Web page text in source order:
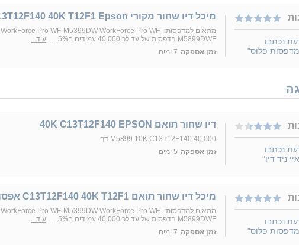
נכתבו
פלוס"
מיכל דיו שחור מקורי C13T12F140 40K T12F1 Epson
מתאים למדפסות: WorkForce Pro WF-M5399DW WorkForce Pro WF-
M5899DWF הדפסות של עד לכ 40,000 עמודים ב5% ...
עוד...
זמן אספקה 7 ימים
נכתבו
ניד דיו"
דיו שחור תואם 40K C13T12F140 EPSON
M5899 10K C13T12F140 40,000 דף
זמן אספקה 5 ימים
נכתבו
פלוס"
מיכל דיו שחור תואם C13T12F140 40K T12F1 אפסון
מתאים למדפסות: WorkForce Pro WF-M5399DW WorkForce Pro WF-
M5899DWF הדפסות של עד לכ 40,000 עמודים ב5% ...
עוד...
זמן אספקה 7 ימים